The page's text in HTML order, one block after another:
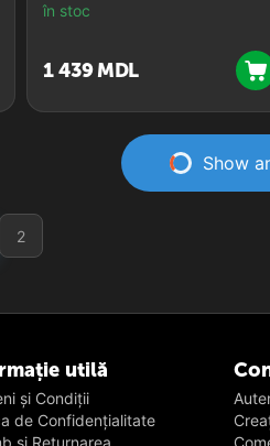
în stoc
1 439 MDL
Show
2
utilă
și Condiții
de Confidențialitate
și Returnarea